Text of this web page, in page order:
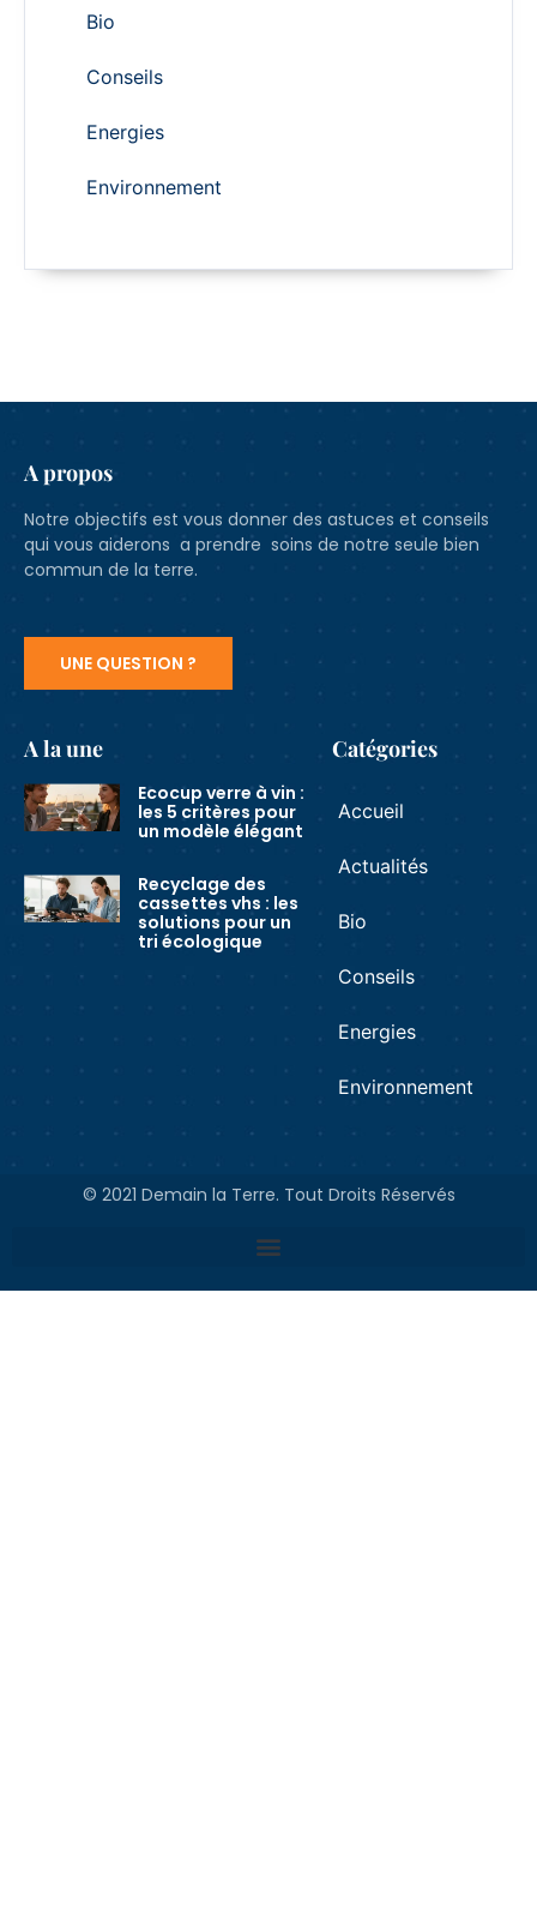
Bio
Conseils
Energies
Environnement
A propos
Notre objectifs est vous donner des astuces et conseils
qui vous aiderons a prendre soins de notre seule bien
commun de la terre.
UNE QUESTION ?
A la une
Ecocup verre à vin :
les 5 critères pour
un modèle élégant
Recyclage des
cassettes vhs : les
solutions pour un
tri écologique
Catégories
Accueil
Actualités
Bio
Conseils
Energies
Environnement
© 2021 Demain la Terre. Tout Droits Réservés